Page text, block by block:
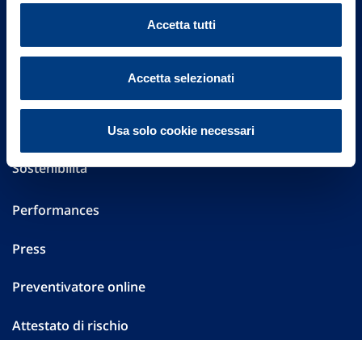
Accetta tutti
Accetta selezionati
Usa solo cookie necessari
Governance
Altre informazioni
Sostenibilità
Performances
Press
Preventivatore online
Attestato di rischio